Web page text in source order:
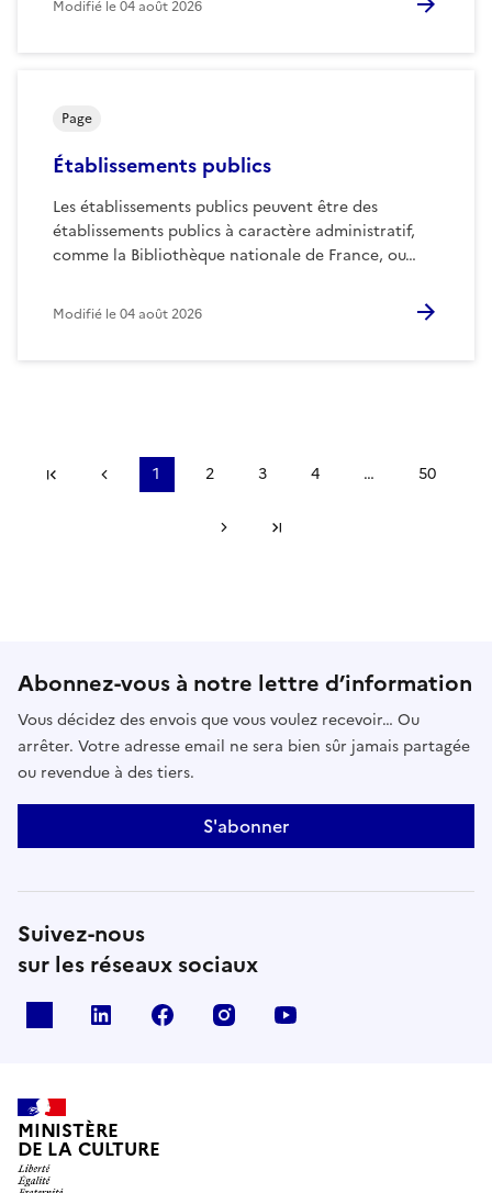
Modifié le04 août 2026
Établissements publics
Les établissements publics peuvent être des
établissements publics à caractère administratif,
comme la Bibliothèque nationale de France, ou…
Page
Modifié le04 août 2026
Première page
Précédent
1 2 3 4 … 50
Suivant
Abonnez-vous à notre lettre d’information
Vous décidez des envois que vous voulez recevoir… Ou
arrêter. Votre adresse email ne sera bien sûr jamais partagée
ou revendue à des tiers.
S'abonner
Suivez-nous
sur les réseaux sociaux
linkedin facebook instagram
MINISTÈRE
DE LA CULTURE